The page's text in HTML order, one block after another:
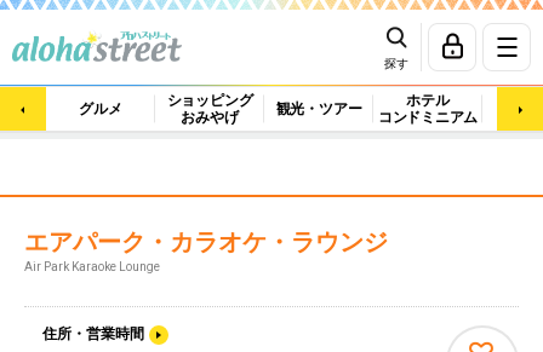
探す
グルメ
ショッピング
おみやげ
観光・ツアー
ホテル
コンドミニアム
マッ
エアパーク・カラオケ・ラウンジ
Air Park Karaoke Lounge
住所・営業時間